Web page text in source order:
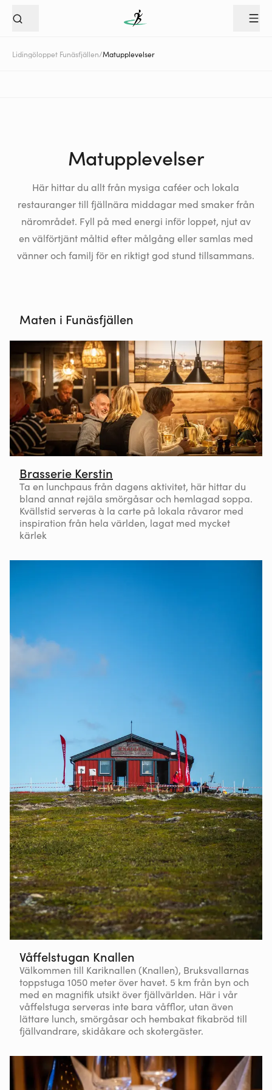
Lidingöloppet Funäsfjällen/Matupplevelser
Matupplevelser
Här hittar du allt från mysiga caféer och lokala
restauranger till fjällnära middagar med smaker från
närområdet. Fyll på med energi inför loppet, njut av
en välförtjänt måltid efter målgång eller samlas med
vänner och familj för en riktigt god stund tillsammans.
Maten i Funäsfjällen
Brasserie Kerstin
Ta en lunchpaus från dagens aktivitet, här hittar du
bland annat rejäla smörgåsar och hemlagad soppa.
Kvällstid serveras à la carte på lokala råvaror med
inspiration från hela världen, lagat med mycket
kärlek
Våffelstugan Knallen
Välkommen till Kariknallen (Knallen), Bruksvallarnas
toppstuga 1050 meter över havet. 5 km från byn och
med en magnifik utsikt över fjällvärlden. Här i vår
våffelstuga serveras inte bara våfflor, utan även
lättare lunch, smörgåsar och hembakat fikabröd till
fjällvandrare, skidåkare och skotergäster.